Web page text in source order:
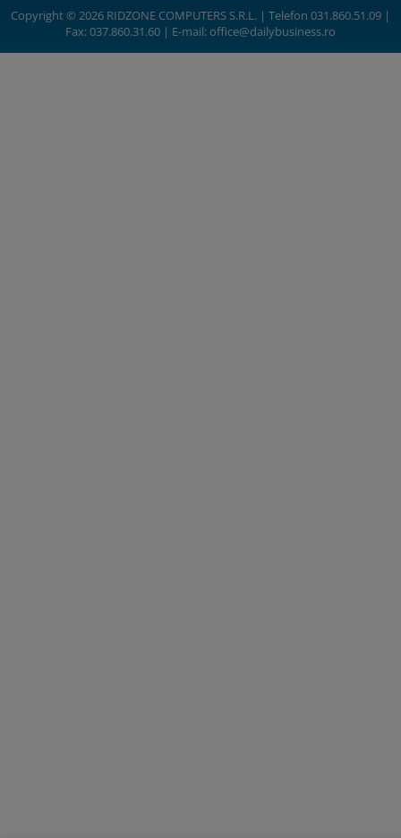
Copyright © 2026 RIDZONE COMPUTERS S.R.L. | Telefon 031.860.51.09 |
Fax: 037.860.31.60 | E-mail:office@dailybusiness.ro